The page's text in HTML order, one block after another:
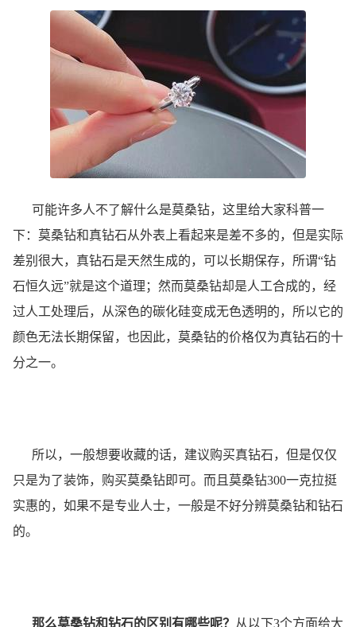
可能许多人不了解什么是莫桑钻，这里给大家科普一
下：莫桑钻和真钻石从外表上看起来是差不多的，但是实际
差别很大，真钻石是天然生成的，可以长期保存，所谓“钻
石恒久远”就是这个道理；然而莫桑钻却是人工合成的，经
过人工处理后，从深色的碳化硅变成无色透明的，所以它的
颜色无法长期保留，也因此，莫桑钻的价格仅为真钻石的十
分之一。
所以，一般想要收藏的话，建议购买真钻石，但是仅仅
只是为了装饰，购买莫桑钻即可。而且莫桑钻300一克拉挺
实惠的，如果不是专业人士，一般是不好分辨莫桑钻和钻石
的。
那么莫桑钻和钻石的区别有哪些呢？ 从以下3个方面给大